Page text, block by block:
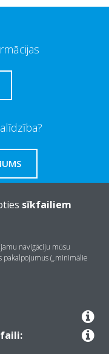
sīkfailiem
navigāciju mūsu
(„minimālie